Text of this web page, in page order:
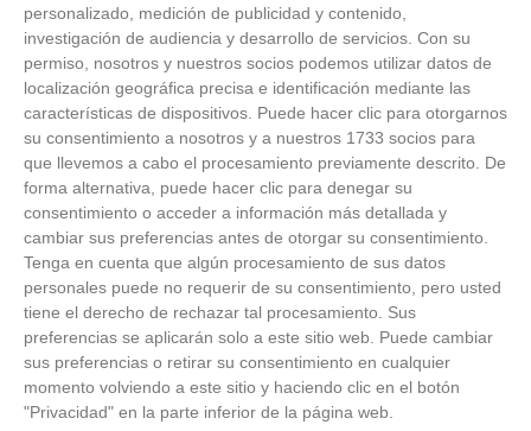
personalizado, medición de publicidad y contenido,
investigación de audiencia y desarrollo de servicios. Con su
permiso, nosotros y nuestros socios podemos utilizar datos de
localización geográfica precisa e identificación mediante las
características de dispositivos. Puede hacer clic para otorgarnos
su consentimiento a nosotros y a nuestros 1733 socios para
que llevemos a cabo el procesamiento previamente descrito. De
forma alternativa, puede hacer clic para denegar su
consentimiento o acceder a información más detallada y
cambiar sus preferencias antes de otorgar su consentimiento.
Tenga en cuenta que algún procesamiento de sus datos
personales puede no requerir de su consentimiento, pero usted
tiene el derecho de rechazar tal procesamiento. Sus
preferencias se aplicarán solo a este sitio web. Puede cambiar
sus preferencias o retirar su consentimiento en cualquier
momento volviendo a este sitio y haciendo clic en el botón
"Privacidad" en la parte inferior de la página web.
Corepunk MMORPG
Un verdadero MMORPG de la vieja escuela ¡Cómo los
de antes, pero mejor!